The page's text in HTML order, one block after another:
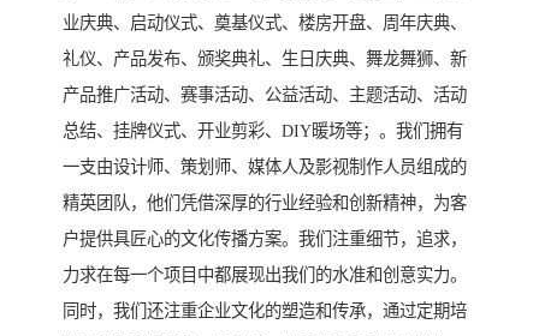
业庆典、启动仪式、奠基仪式、楼房开盘、周年庆典、
礼仪、产品发布、颁奖典礼、生日庆典、舞龙舞狮、新
产品推广活动、赛事活动、公益活动、主题活动、活动
总结、挂牌仪式、开业剪彩、DIY暖场等；。我们拥有
一支由设计师、策划师、媒体人及影视制作人员组成的
精英团队，他们凭借深厚的行业经验和创新精神，为客
户提供具匠心的文化传播方案。我们注重细节，追求，
力求在每一个项目中都展现出我们的水准和创意实力。
同时，我们还注重企业文化的塑造和传承，通过定期培